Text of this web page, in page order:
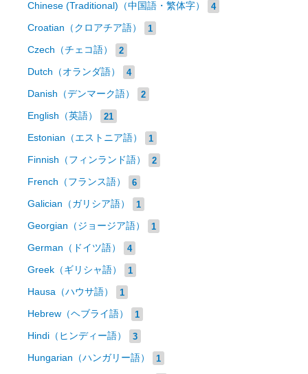
Chinese (Traditional)（中国語・繁体字） 4
Croatian（クロアチア語） 1
Czech（チェコ語） 2
Dutch（オランダ語） 4
Danish（デンマーク語） 2
English（英語） 21
Estonian（エストニア語） 1
Finnish（フィンランド語） 2
French（フランス語） 6
Galician（ガリシア語） 1
Georgian（ジョージア語） 1
German（ドイツ語） 4
Greek（ギリシャ語） 1
Hausa（ハウサ語） 1
Hebrew（ヘブライ語） 1
Hindi（ヒンディー語） 3
Hungarian（ハンガリー語） 1